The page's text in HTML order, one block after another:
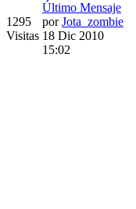
1295
Visitas
Último Mensaje
porJota_zombie
18 Dic 2010
15:02